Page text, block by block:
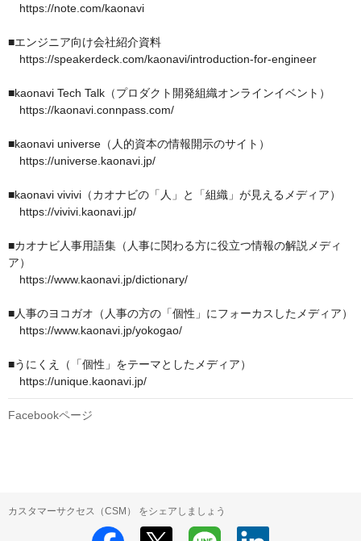
https://note.com/kaonavi
■エンジニア向け会社紹介資料
https://speakerdeck.com/kaonavi/introduction-for-engineer
■kaonavi Tech Talk（プロダクト開発組織オンラインイベント）
https://kaonavi.connpass.com/
■kaonavi universe（人的資本の情報開示のサイト）
https://universe.kaonavi.jp/
■kaonavi vivivi（カオナビの「人」と「組織」が見えるメディア）
https://vivivi.kaonavi.jp/
■カオナビ人事用語集（人事に関わる方に役立つ情報の解説メディ
ア）
https://www.kaonavi.jp/dictionary/
■人事のヨコガオ（人事の方の「個性」にフォーカスしたメディア）
https://www.kaonavi.jp/yokogao/
■うにくえ（「個性」をテーマとしたメディア）
https://unique.kaonavi.jp/
Facebookページ
カスタマーサクセス（CSM） をシェアしましょう